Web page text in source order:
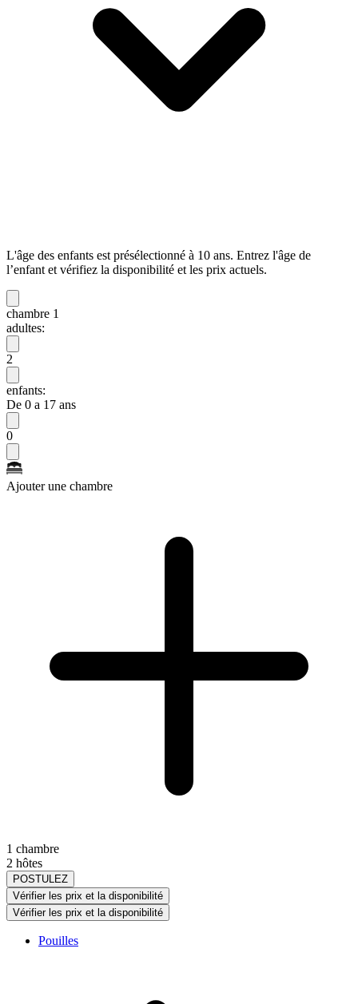
L'âge des enfants est présélectionné à 10 ans. Entrez l'âge de
l’enfant et vérifiez la disponibilité et les prix actuels.
chambre 1
adultes:
2
enfants:
De 0 a 17 ans
0
Ajouter une chambre
1 chambre
2 hôtes
POSTULEZ
Vérifier les prix et la disponibilité
Vérifier les prix et la disponibilité
Pouilles